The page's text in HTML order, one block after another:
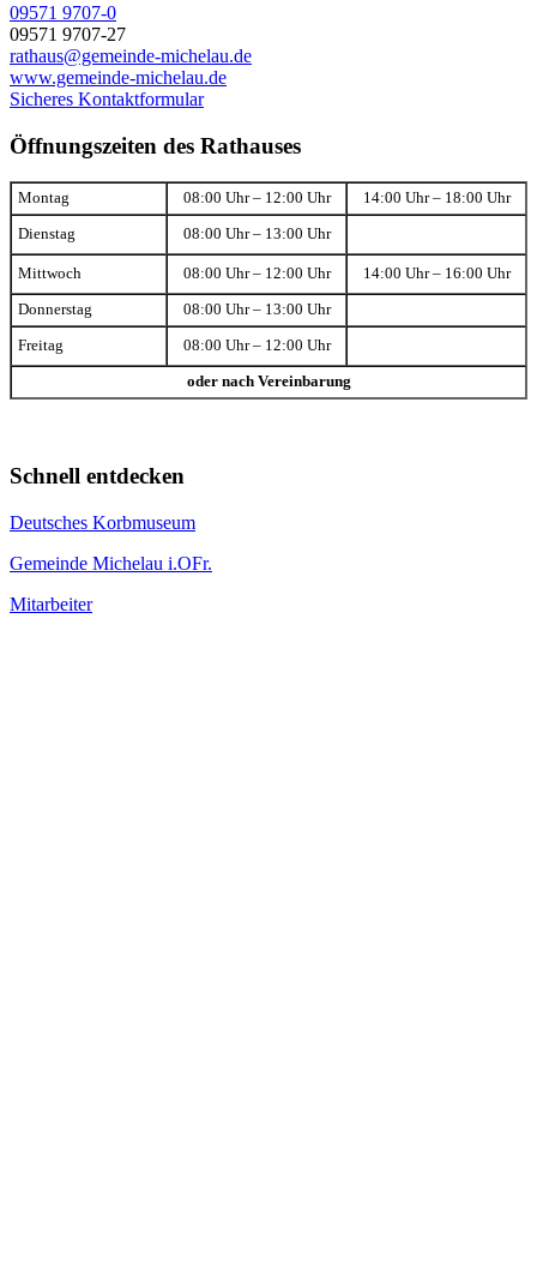
09571 9707-0
09571 9707-27
rathaus@gemeinde-michelau.de
www.gemeinde-michelau.de
Sicheres Kontaktformular
Öffnungszeiten des Rathauses
Montag 08:00 Uhr – 12:00 Uhr 14:00 Uhr – 18:00 Uhr
Dienstag 08:00 Uhr – 13:00 Uhr
Mittwoch 08:00 Uhr – 12:00 Uhr 14:00 Uhr – 16:00 Uhr
Donnerstag 08:00 Uhr – 13:00 Uhr
Freitag 08:00 Uhr – 12:00 Uhr
oder nach Vereinbarung
Schnell entdecken
Deutsches Korbmuseum
Gemeinde Michelau i.OFr.
Mitarbeiter